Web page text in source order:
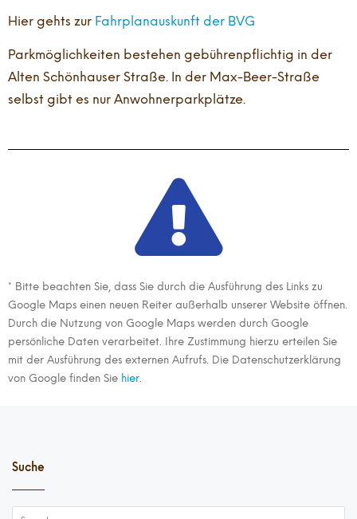
Hier gehts zur Fahrplanauskunft der BVG
Parkmöglichkeiten bestehen gebührenpflichtig in der
Alten Schönhauser Straße. In der Max-Beer-Straße
selbst gibt es nur Anwohnerparkplätze.
* Bitte beachten Sie, dass Sie durch die Ausführung des Links zu
Google Maps einen neuen Reiter außerhalb unserer Website öffnen.
Durch die Nutzung von Google Maps werden durch Google
persönliche Daten verarbeitet. Ihre Zustimmung hierzu erteilen Sie
mit der Ausführung des externen Aufrufs. Die Datenschutzerklärung
von Google finden Sie hier
Suche